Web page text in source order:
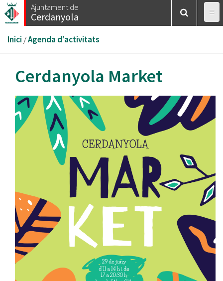
Vés
al
Ajuntament de
Cerdanyola
Esteu
aquí
Inici /Agenda d'activitats
Cerdanyola Market